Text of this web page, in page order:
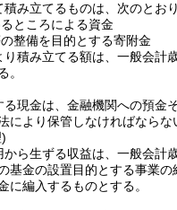
み立てるものは、次のとおり
ところによる資金
整備を目的とする寄附金
り積み立てる額は、一般会計
。
る現金は、金融機関への預金
により保管しなければならな
から生ずる収益は、一般会計
基金の設置目的とする事業の
に編入するものとする。